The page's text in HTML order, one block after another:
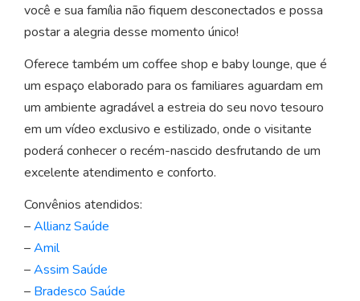
você e sua família não fiquem desconectados e possa
postar a alegria desse momento único!
Oferece também um coffee shop e baby lounge, que é
um espaço elaborado para os familiares aguardam em
um ambiente agradável a estreia do seu novo tesouro
em um vídeo exclusivo e estilizado, onde o visitante
poderá conhecer o recém-nascido desfrutando de um
excelente atendimento e conforto.
Convênios atendidos:
–Allianz Saúde
–Amil
–Assim Saúde
– Bradesco Saúde